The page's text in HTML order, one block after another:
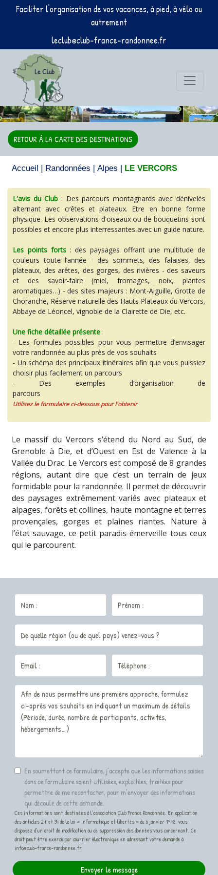
Faciliter l'organisation de vos vacances, à pied, à vélo ou
autrement
leclub@club-france-randonnee.fr
RETOUR À LA CARTE DES DESTINATIONS
Accueil | Randonnées | Alpes | LE VERCORS
L'avis du Club : Des parcours montagnards avec dénivelés
alternant avec crêtes et plateaux. Etre en bonne forme
physique. Les observations d'oiseaux ou de bouquetins sont
possibles et encore plus interressantes avec un guide nature.
Les points forts : des paysages offrant une multitude de
couleurs toute l’année - des sommets, des falaises, des
plateaux, des arêtes, des gorges, des rivières - des saveurs
et des savoir-faire (miel, fromages, noix, plantes
aromatiques…) - des sites majeurs : Mont-Aiguille, Grotte de
Choranche, Réserve naturelle des Hauts Plateaux du Vercors,
Abbaye de Léoncel, vignoble de la Clairette de Die, etc.
Une fiche détaillée présente :
- Les formules possibles pour vous permettre d’envisager
votre randonnée au plus près de vos souhaits
- Un schéma des principaux itinéraires afin que vous puissiez
choisir plus facilement un parcours
- Des exemples d’organisation de
parcours
Utilisez le formulaire ci-dessous pour l'obtenir
Le massif du Vercors s’étend du Nord au Sud, de
Grenoble à Die, et d’Ouest en Est de Valence à la
Vallée du Drac. Le Vercors est composé de 8 grandes
régions, autant dire que c’est un terrain de jeux
formidable pour la randonnée. Il permet de découvrir
des paysages extrêmement variés avec plateaux et
alpages, forêts et collines, haute montagne et terres
provençales, gorges et plaines riantes. Nature à
l’état sauvage, ce petit paradis émerveille tous ceux
qui le parcourent.
En soumettant ce formulaire, j’accepte que les informations saisies
dans ce formulaire soient utilisées, exploitées, traitées pour
permettre de me recontacter, pour m’envoyer des informations
qui découle de cette demande.
Ces informations sont destinées à l’association Club France Randonnée. En application
des articles 27 et 34 de la loi « Informatique et libertés » du 6 janvier 1978, vous
disposez d’un droit de modification ou de suppression des données vous concernant. Ce
droit peut être exercé par courrier électronique en adressant votre demande à
info@club-france-randonnee.fr
Envoyer le message